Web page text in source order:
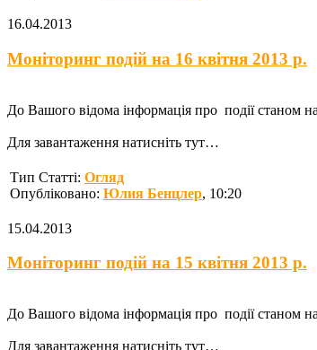
16.04.2013
Моніторинг подій на 16 квітня 2013 р.
До Вашого відома інформація про події станом
Для завантаження натисніть тут…
Тип Статті: Огляд
Опубліковано: Юлия Бенцлер, 10:20
15.04.2013
Моніторинг подій на 15 квітня 2013 р.
До Вашого відома інформація про події станом
Для завантаження натисніть тут…